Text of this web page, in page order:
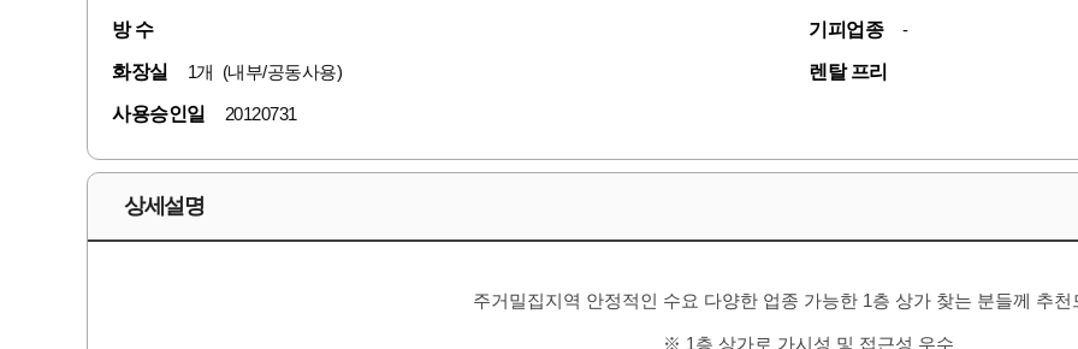
방 수 기피업종 -
화장실 1개 (내부/공동사용) 렌탈 프리
사용승인일 20120731
상세설명
주거밀집지역 안정적인 수요 다양한 업종 가능한 1층 상가 찾는 분들께 추천
※ 1층 상가로 가시성 및 접근성 우수